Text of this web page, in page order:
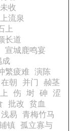
收
流泉
上
长道
宣城鹿鸣宴
成
繁疲难 演陈
在朝 并门
赪茎
上 伤 埘 砷
涩
批改
贫血
浅易
青梅竹马
镇 孤立寡与